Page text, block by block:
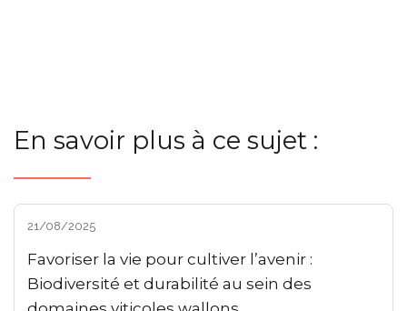
En savoir plus à ce sujet :
21/08/2025
Favoriser la vie pour cultiver l’avenir :
Biodiversité et durabilité au sein des